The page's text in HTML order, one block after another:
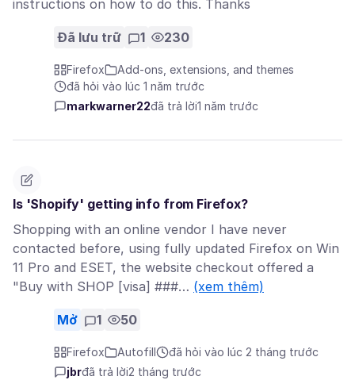
instructions on how to do this. Thanks
Đã lưu trữ 1 230
Firefox
Add-ons, extensions, and themes
đã hỏi vào lúc 1 năm trước
markwarner22đã trả lời1 năm trước
Is 'Shopify' getting info from Firefox?
Shopping with an online vendor I have never
contacted before, using fully updated Firefox on Win
11 Pro and ESET, the website checkout offered a
"Buy with SHOP [visa] ###… (xem thêm)
Mở 1 50
Firefox Autofill
đã hỏi vào lúc 2 tháng trước
jbrđã trả lời2 tháng trước